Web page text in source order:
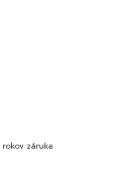
rokov záruka